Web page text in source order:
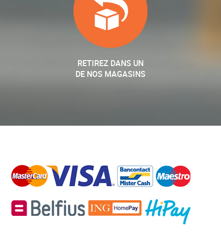
RETIREZ DANS UN
DE NOS MAGASINS